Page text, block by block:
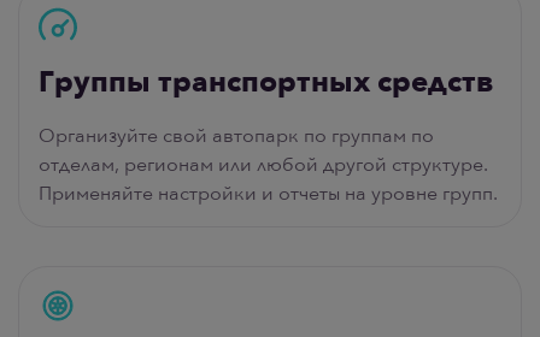
Группы транспортных средств
Организуйте свой автопарк по группам по
отделам, регионам или любой другой структуре.
Применяйте настройки и отчеты на уровне групп.